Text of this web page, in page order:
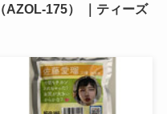
（AZOL-175） ｜ティーズ